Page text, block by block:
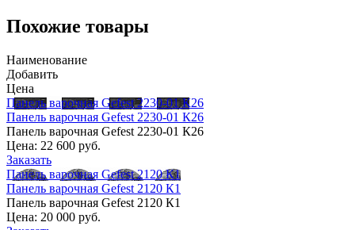
Похожие товары
Наименование
Добавить
Цена
Панель варочная Gefest 2230-01 К26
Панель варочная Gefest 2230-01 К26
Панель варочная Gefest 2230-01 К26
Цена: 22 600 руб.
Заказать
Панель варочная Gefest 2120 К1
Панель варочная Gefest 2120 К1
Панель варочная Gefest 2120 К1
Цена: 20 000 руб.